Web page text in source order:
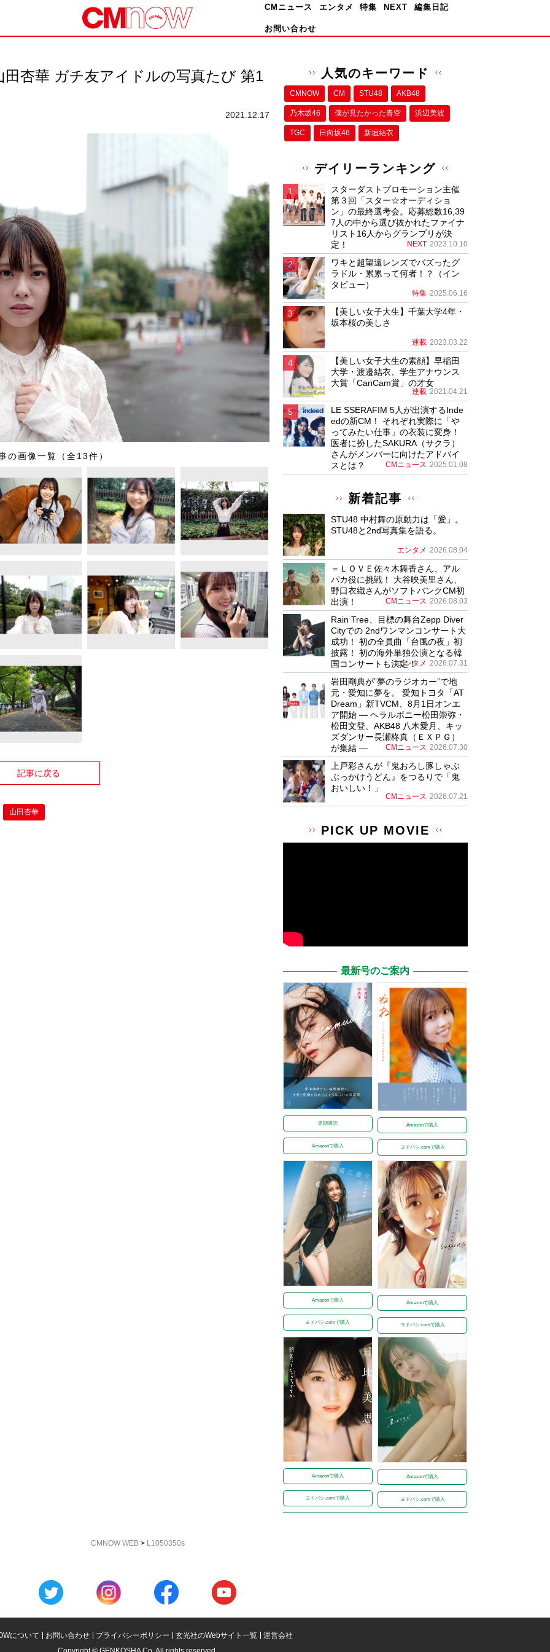
CMニュース エンタメ 特集 NEXT 編集日記
お問い合わせ
杏華 ガチ友アイドルの写真たび 第1
2021.12.17
の画像一覧（全13件）
記事に戻る
山田杏華
人気のキーワード
CMNOW CM STU48 AKB48
乃木坂46 僕が⾒たかった⻘空 浜辺美波
TGC 日向坂46 新垣結衣
デイリーランキング
スターダストプロモーション主催
第３回「スター☆オーディショ
ン」の最終選考会。応募総数16,39
7人の中から選び抜かれたファイナ
リスト16人からグランプリが決
定！
NEXT 2023.10.10
ワキと超望遠レンズでバズったグ
ラドル・累累って何者！？（イン
タビュー）
特集 2025.06.16
【美しい女子大生】千葉大学4年・
坂本桜の美しさ
連載 2023.03.22
【美しい女子大生の素顔】早稲田
大学・渡邉結衣、学生アナウンス
大賞「CanCam賞」の才女
連載 2021.04.21
LE SSERAFIM 5人が出演するInde
edの新CM！ それぞれ実際に「や
ってみたい仕事」の衣装に変身！
医者に扮したSAKURA（サクラ）
さんがメンバーに向けたアドバイ
スとは？
CMニュース 2025.01.08
新着記事
STU48 中村舞の原動力は「愛」。
STU48と2nd写真集を語る。
エンタメ 2026.08.04
＝ＬＯＶＥ佐々木舞香さん、アル
パカ役に挑戦！ 大谷映美里さん、
野口衣織さんがソフトバンクCM初
出演！
CMニュース 2026.08.03
Rain Tree、目標の舞台Zepp Diver
Cityでの 2ndワンマンコンサート大
成功！ 初の全員曲「台風の夜」初
披露！ 初の海外単独公演となる韓
国コンサートも決定！
エンタメ 2026.07.31
岩田剛典が”夢のラジオカー”で地
元・愛知に夢を。 愛知トヨタ「AT
Dream」新TVCM、8月1日オンエ
ア開始 ― ヘラルボニー松田崇弥・
松田文登、AKB48 八木愛月、キッ
ズダンサー長瀬柊真（ＥＸＰＧ）
が集結 ―
CMニュース 2026.07.30
上戸彩さんが『鬼おろし豚しゃぶ
ぶっかけうどん』をつるりで「鬼
おいしい！」
CMニュース 2026.07.21
PICK UP MOVIE
最新号のご案内
定期購読
Amazonで購入
Amazonで購入
ヨドバシ.comで購入
Amazonで購入
ヨドバシ.comで購入
Amazonで購入
ヨドバシ.comで購入
Amazonで購入
ヨドバシ.comで購入
Amazonで購入
ヨドバシ.comで購入
CMNOW WEB> L1050350s
について お問い合わせ プライバシーポリシー 玄光社のWebサイト一覧
運営会社